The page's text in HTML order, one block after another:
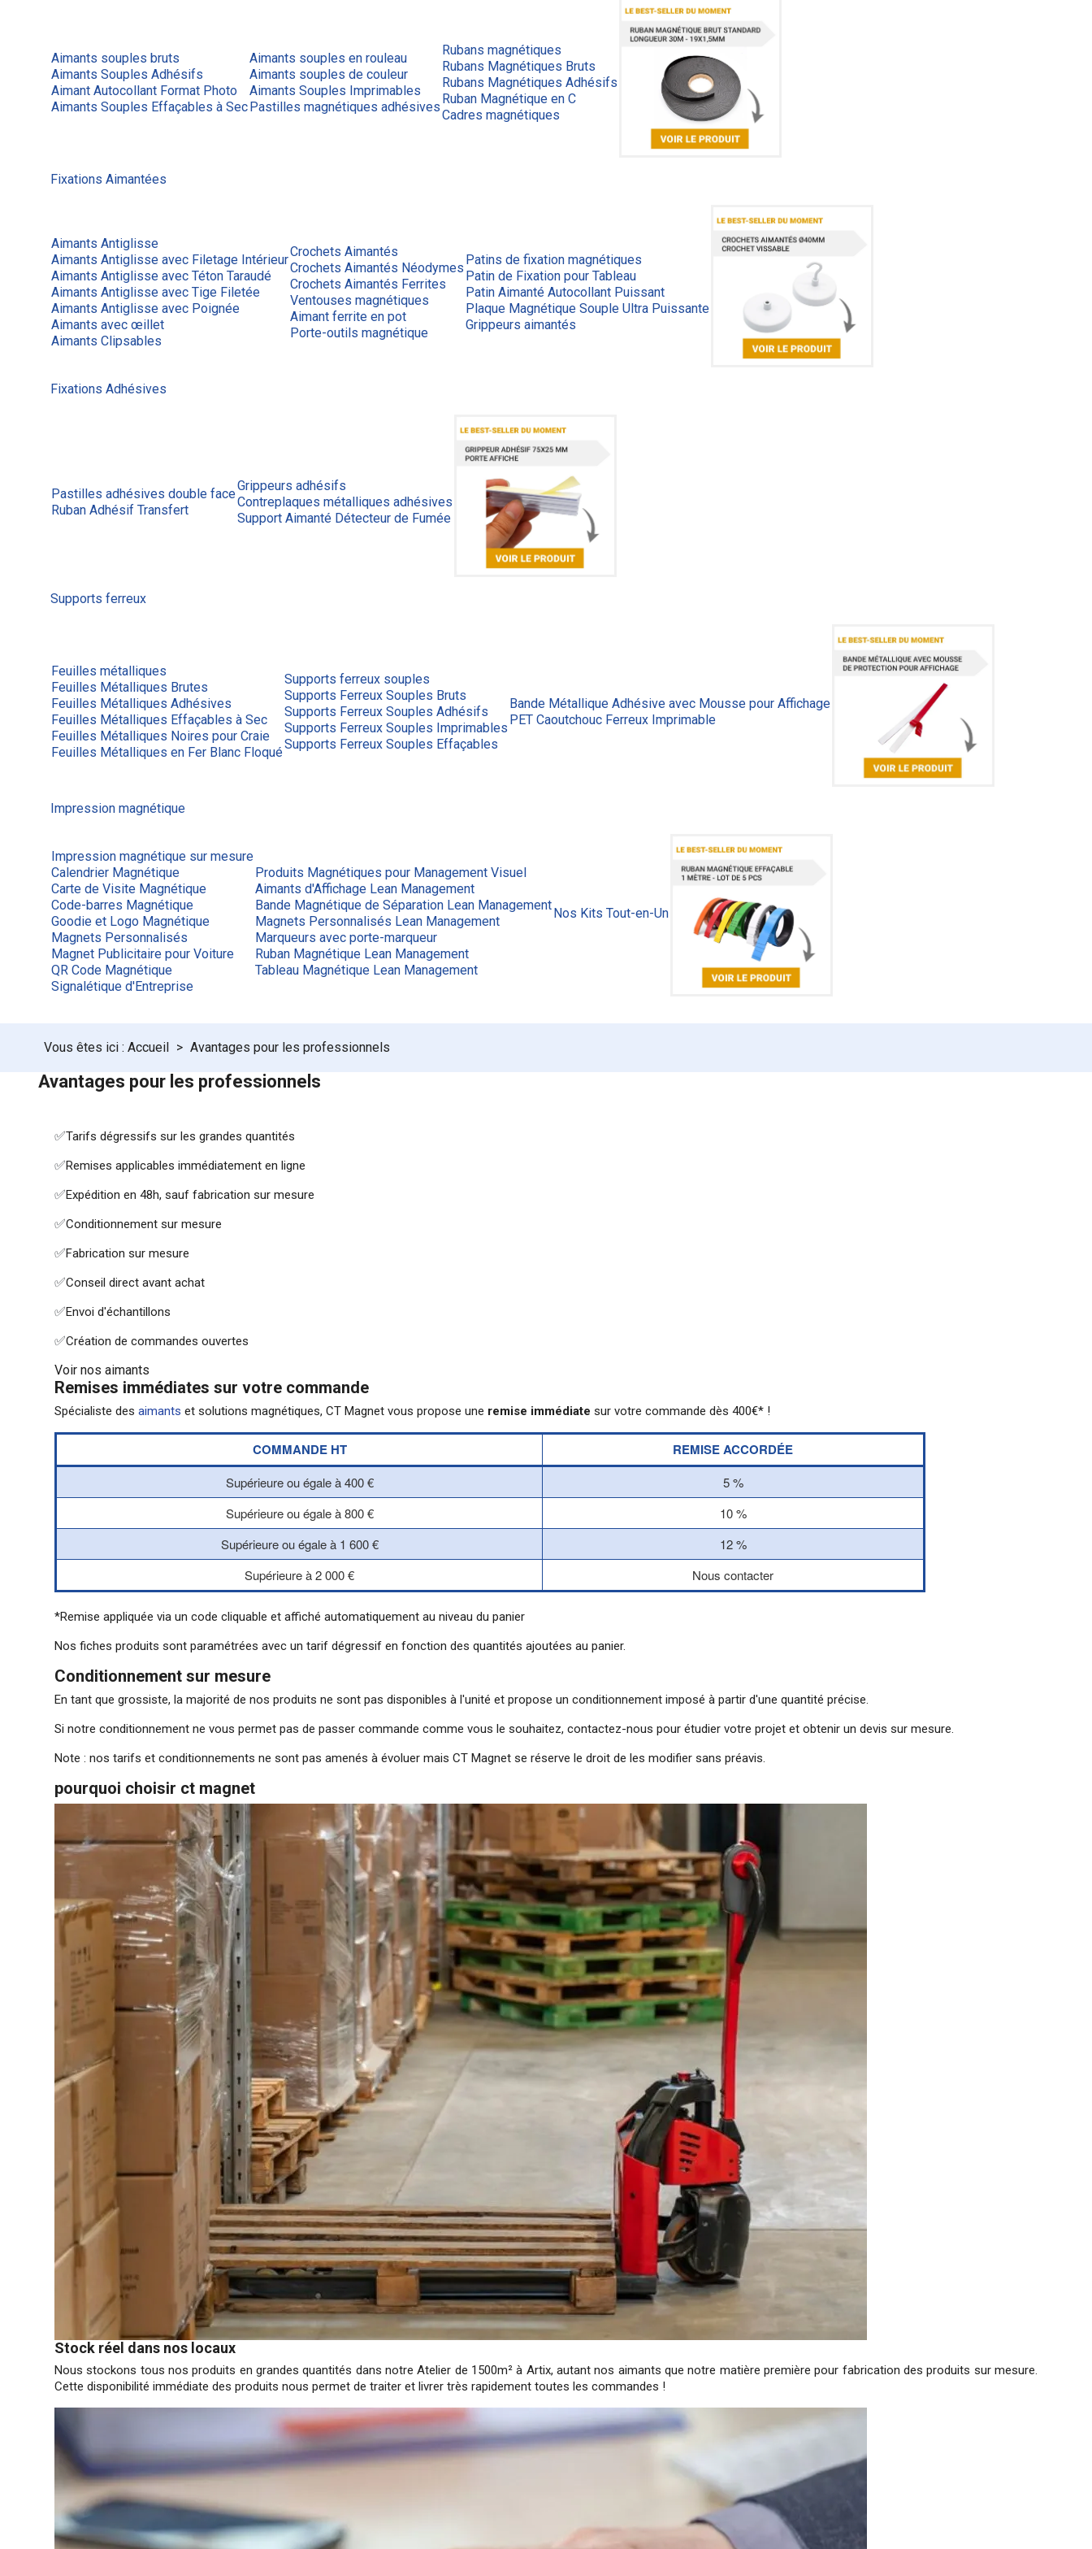
Aimants souples bruts
Aimants Souples Adhésifs
Aimant Autocollant Format Photo
Aimants Souples Effaçables à Sec
Aimants souples en rouleau
Aimants souples de couleur
Aimants Souples Imprimables
Pastilles magnétiques adhésives
Rubans magnétiques
Rubans Magnétiques Bruts
Rubans Magnétiques Adhésifs
Ruban Magnétique en C
Cadres magnétiques
Fixations Aimantées
Aimants Antiglisse
Aimants Antiglisse avec Filetage Intérieur
Aimants Antiglisse avec Téton Taraudé
Aimants Antiglisse avec Tige Filetée
Aimants Antiglisse avec Poignée
Aimants avec œillet
Aimants Clipsables
Crochets Aimantés
Crochets Aimantés Néodymes
Crochets Aimantés Ferrites
Ventouses magnétiques
Aimant ferrite en pot
Porte-outils magnétique
Patins de fixation magnétiques
Patin de Fixation pour Tableau
Patin Aimanté Autocollant Puissant
Plaque Magnétique Souple Ultra Puissante
Grippeurs aimantés
Fixations Adhésives
Pastilles adhésives double face
Ruban Adhésif Transfert
Grippeurs adhésifs
Contreplaques métalliques adhésives
Support Aimanté Détecteur de Fumée
Supports ferreux
Feuilles métalliques
Feuilles Métalliques Brutes
Feuilles Métalliques Adhésives
Feuilles Métalliques Effaçables à Sec
Feuilles Métalliques Noires pour Craie
Feuilles Métalliques en Fer Blanc Floqué
Supports ferreux souples
Supports Ferreux Souples Bruts
Supports Ferreux Souples Adhésifs
Supports Ferreux Souples Imprimables
Supports Ferreux Souples Effaçables
Bande Métallique Adhésive avec Mousse pour Affichage
PET Caoutchouc Ferreux Imprimable
Impression magnétique
Impression magnétique sur mesure
Calendrier Magnétique
Carte de Visite Magnétique
Code-barres Magnétique
Goodie et Logo Magnétique
Magnets Personnalisés
Magnet Publicitaire pour Voiture
QR Code Magnétique
Signalétique d'Entreprise
Produits Magnétiques pour Management Visuel
Aimants d'Affichage Lean Management
Bande Magnétique de Séparation Lean Management
Magnets Personnalisés Lean Management
Marqueurs avec porte-marqueur
Ruban Magnétique Lean Management
Tableau Magnétique Lean Management
Nos Kits Tout-en-Un
Accueil Avantages pour les professionnels
Avantages pour les professionnels
✅Tarifs dégressifs sur les grandes quantités
✅Remises applicables immédiatement en ligne
✅Expédition en 48h, sauf fabrication sur mesure
✅Conditionnement sur mesure
✅Fabrication sur mesure
✅Conseil direct avant achat
✅Envoi d'échantillons
✅Création de commandes ouvertes
Voir nos aimants
Remises immédiates sur votre commande
Spécialiste des aimants et solutions magnétiques, CT Magnet vous propose une remise immédiate sur votre commande dès 400€* !
COMMANDE HT REMISE ACCORDÉE
Supérieure ou égale à 400 €
5 %
Supérieure ou égale à 800 €
10 %
Supérieure ou égale à 1 600 €
12 %
Supérieure à 2 000 €
Nous contacter
*Remise appliquée via un code cliquable et affiché automatiquement au niveau du panier
Nos fiches produits sont paramétrées avec un tarif dégressif en fonction des quantités ajoutées au panier.
Conditionnement sur mesure
En tant que grossiste, la majorité de nos produits ne sont pas disponibles à l'unité et propose un conditionnement imposé à partir d'une quantité précise.
Si notre conditionnement ne vous permet pas de passer commande comme vous le souhaitez, contactez-nous pour étudier votre projet et obtenir un devis sur mesure.
Note : nos tarifs et conditionnements ne sont pas amenés à évoluer mais CT Magnet se réserve le droit de les modifier sans préavis.
pourquoi choisir ct magnet
Stock réel dans nos locaux
Nous stockons tous nos produits en grandes quantités dans notre Atelier de 1500m² à Artix, autant nos aimants que notre matière première pour fabrication des produits sur mesure.
Cette disponibilité immédiate des produits nous permet de traiter et livrer très rapidement toutes les commandes !